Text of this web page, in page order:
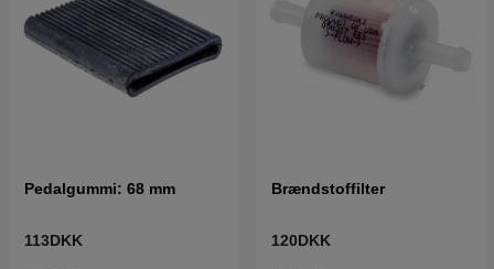
Pedalgummi: 68 mm
113DKK
Brændstoffilter
120DKK